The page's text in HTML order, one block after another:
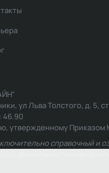
ул Льва Толстого, д. 5,
46.90
утвержденному Приказом
справочный и